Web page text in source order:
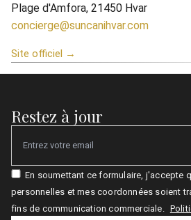
Plage d'Amfora, 21450 Hvar
concierge@suncanihvar.com
Site officiel →
Restez à jour
Email
En soumettant ce formulaire, j'accepte
personnelles et mes coordonnées soient
fins de communication commerciale.